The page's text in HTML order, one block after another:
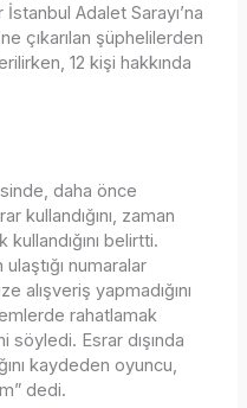
Adalet Sarayı’na
çıkarılan şüphelilerden
12 kişi hakkında
daha önce
kullandığını, zaman
belirtti.
numaralar
alışveriş yapmadığını
rahatlamak
söyledi. Esrar dışında
kaydeden oyuncu,
dedi.